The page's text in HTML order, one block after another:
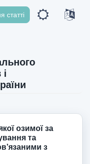
статті
озимої за
та
з